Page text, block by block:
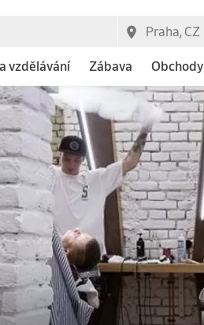
vzdělávání Zábava Obchody